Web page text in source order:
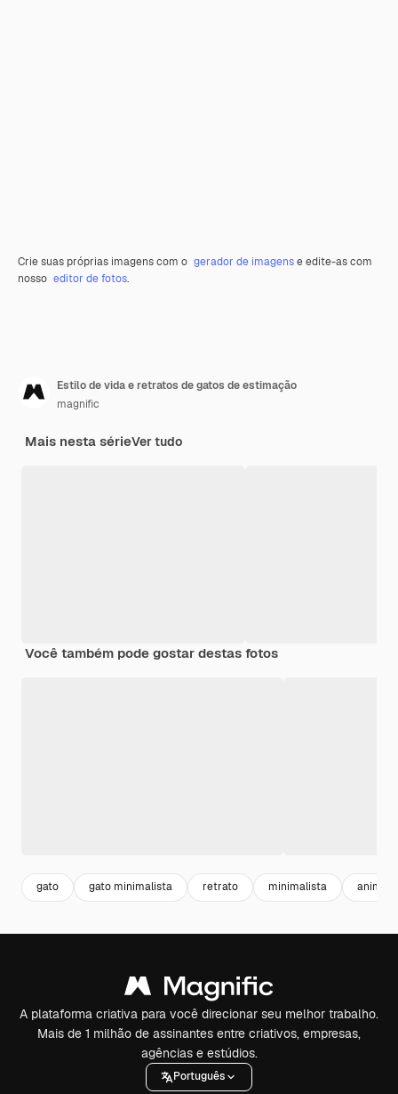
Crie suas próprias imagens com o gerador de imagense edite-as com
nosso editor de fotos.
Estilo de vida e retratos de gatos de estimação
magnific
Mais nesta sérieVer tudo
Você também pode gostar destas fotos
gato gato minimalista retrato minimalista animais
A plataforma criativa para você direcionar seu melhor trabalho.
Mais de 1 milhão de assinantes entre criativos, empresas,
agências e estúdios.
Português